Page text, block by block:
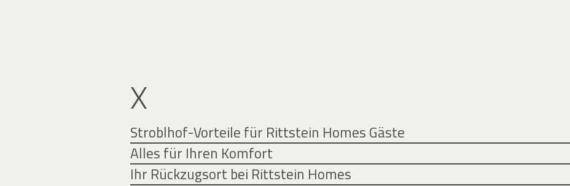
X
Stroblhof-Vorteile für Rittstein Homes Gäste
Alles für Ihren Komfort
Ihr Rückzugsort bei Rittstein Homes